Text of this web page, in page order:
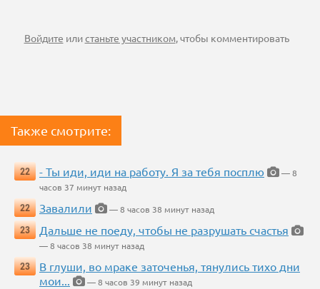
Войдите илистаньте участником, чтобы комментировать
Также смотрите:
22 - Ты иди, иди на работу. Я за тебя посплю
— 8
часов 37 минут назад
22
Завалили
— 8 часов 38 минут назад
23
Дальше не поеду, чтобы не разрушать счастья
— 8 часов 38 минут назад
23
В глуши, во мраке заточенья, тянулись тихо дни
мои...
— 8 часов 39 минут назад